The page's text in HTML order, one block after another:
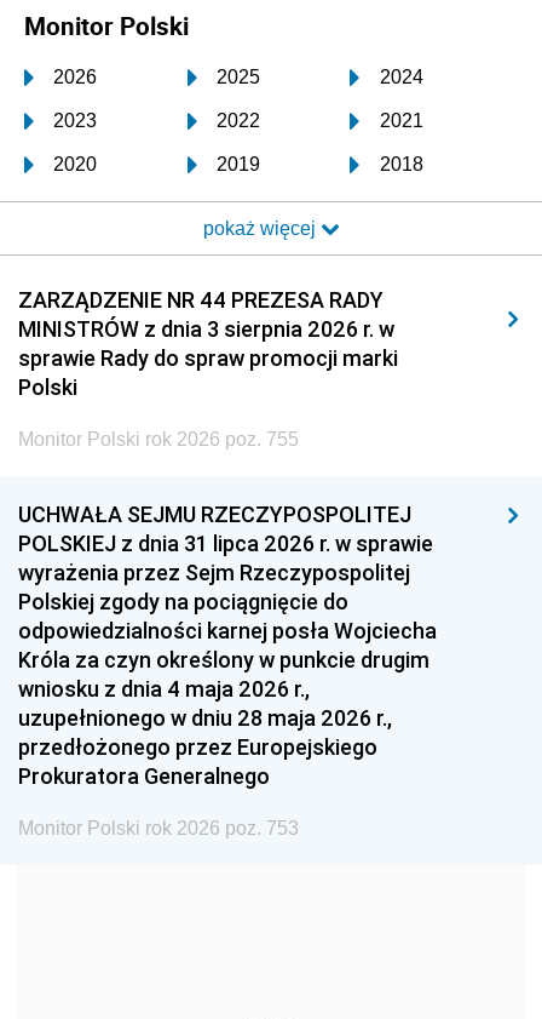
Monitor Polski
2026 2025 2024
2023 2022 2021
2020 2019 2018
2017 2016 2015
2014 2013 2012
2011 2010 2009
2008 2007 2006
2005
1996 1995 1994
1993 1992 1991
1990 1989
1987 1986 1985
1984 1983
1981 1980 1979
1978 1977
1975 1974
pokaż więcej
ZARZĄDZENIE NR 44 PREZESA RADY
MINISTRÓW z dnia 3 sierpnia 2026 r. w
sprawie Rady do spraw promocji marki
Polski
Monitor Polski rok 2026 poz. 755
UCHWAŁA SEJMU RZECZYPOSPOLITEJ
POLSKIEJ z dnia 31 lipca 2026 r. w sprawie
wyrażenia przez Sejm Rzeczypospolitej
Polskiej zgody na pociągnięcie do
odpowiedzialności karnej posła Wojciecha
Króla za czyn określony w punkcie drugim
wniosku z dnia 4 maja 2026 r.,
uzupełnionego w dniu 28 maja 2026 r.,
przedłożonego przez Europejskiego
Prokuratora Generalnego
Monitor Polski rok 2026 poz. 753